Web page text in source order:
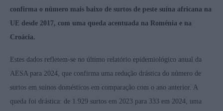
confirma o número mais baixo de surtos de peste suína africana na
UE desde 2017, com uma queda acentuada na Roménia e na
Croácia.
Estes dados refletem-se no último relatório epidemiológico anual da
AESA para 2024, que confirma uma redução drástica do número de
surtos em suínos domésticos em comparação com o ano anterior. A
queda foi drástica: de 1.929 surtos em 2023 para 333 em 2024, uma